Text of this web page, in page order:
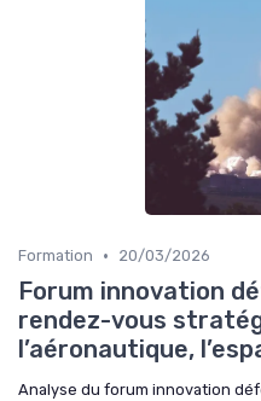
Formation • 20/03/2026
Forum innovation
rendez-vous
l’aéronautique,
Analyse du forum innovation